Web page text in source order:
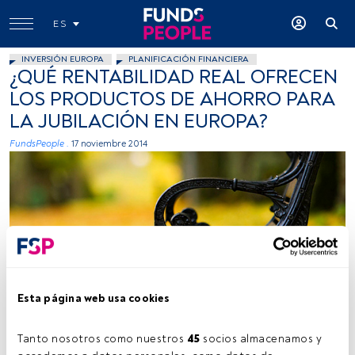
Esta página web usa cookies
Tanto nosotros como nuestros 45 socios almacenamos y
ES
INVERSIÓN EUROPA PLANIFICACIÓN FINANCIERA
¿QUÉ RENTABILIDAD REAL OFRECEN
LOS PRODUCTOS DE AHORRO PARA
LA JUBILACIÓN EN EUROPA?
FundsPeople . 17 noviembre 2014
Tiempo lectura: 2 min.